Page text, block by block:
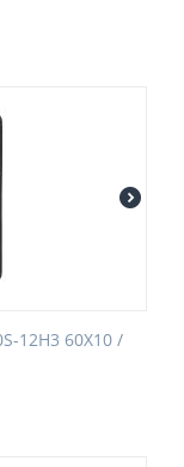
12H3 60X10 /